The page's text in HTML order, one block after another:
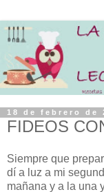
18 de febrero de
FIDEOS
Siempre que
dí a luz a mi
mañana y a la una